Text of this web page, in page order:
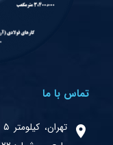
تماس با ما